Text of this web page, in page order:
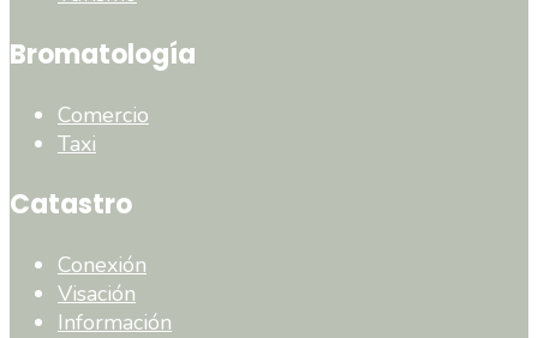
Bromatología
Comercio
Taxi
Catastro
Conexión
Visación
Información